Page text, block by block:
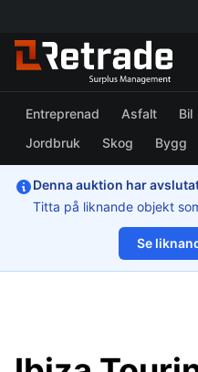
Entreprenad Asfalt Bil
Jordbruk
Skog Bygg
Denna auktion har
Titta på liknande objekt
Se